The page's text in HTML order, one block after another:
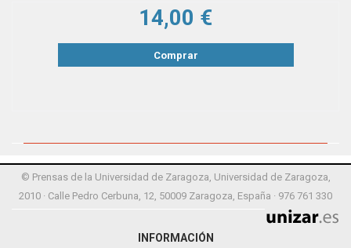
14,00 €
Comprar
© Prensas de la Universidad de Zaragoza, Universidad de Zaragoza,
2010 · Calle Pedro Cerbuna, 12, 50009 Zaragoza, España · 976 761 330
INFORMACIÓN